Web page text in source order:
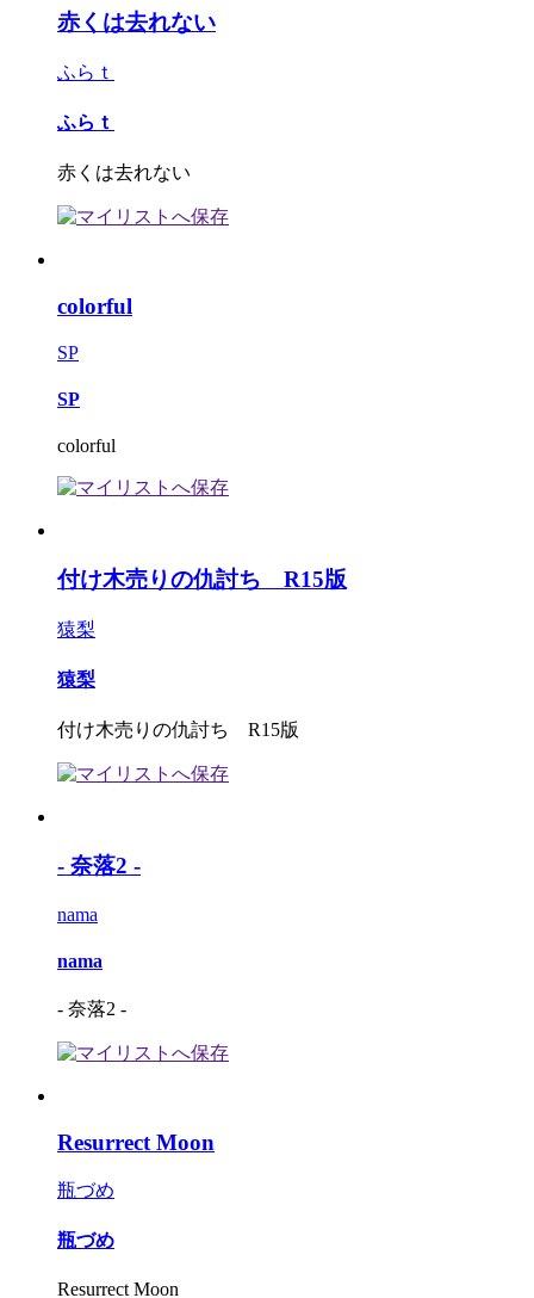
赤くは去れない
ふらｔ
ふらｔ
赤くは去れない
colorful
SP
SP
colorful
付け木売りの仇討ち R15版
猿梨
猿梨
付け木売りの仇討ち R15版
- 奈落2 -
nama
nama
- 奈落2 -
Resurrect Moon
瓶づめ
瓶づめ
Resurrect Moon